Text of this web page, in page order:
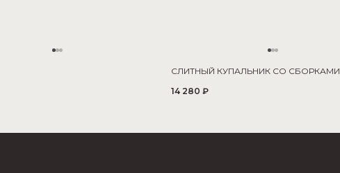
СЛИТНЫЙ КУПАЛЬНИК СО СБОРКАМИ
14 280 ₽